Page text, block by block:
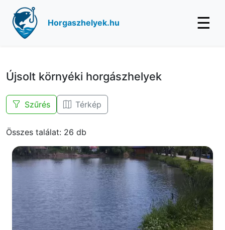
Horgaszhelyek.hu ☰
Újsolt környéki horgászhelyek
Szűrés Térkép
Összes találat: 26 db